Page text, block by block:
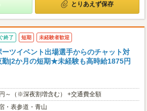
とりあえず保存
終了 短期 未経験者歓迎
ーツイベント出場選手からのチャット対
勤|2か月の短期★未経験も高時給1875円
～（※深夜割増含む） +交通費全額
・表参道・青山